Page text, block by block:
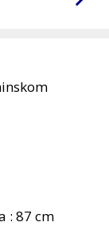
: 87 cm